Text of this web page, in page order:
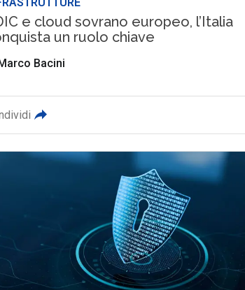
e cloud sovrano europeo, l’Italia
un ruolo chiave
Bacini